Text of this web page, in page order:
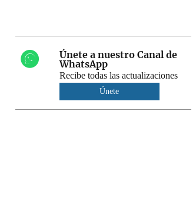
Únete a nuestro Canal de
WhatsApp
Recibe todas las actualizaciones
Únete